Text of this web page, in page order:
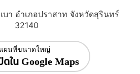
บา อำเภอปราสาท จังหวัดสุรินทร์
32140
ผนที่ขนาดใหญ่
ดใน Google Maps